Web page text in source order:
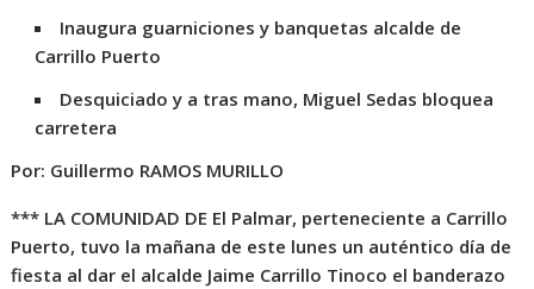
Inaugura guarniciones y banquetas alcalde de
Carrillo Puerto
Desquiciado y a tras mano, Miguel Sedas bloquea
carretera
Por: Guillermo RAMOS MURILLO
*** LA COMUNIDAD DE El Palmar, perteneciente a Carrillo
Puerto, tuvo la mañana de este lunes un auténtico día de
fiesta al dar el alcalde Jaime Carrillo Tinoco el banderazo